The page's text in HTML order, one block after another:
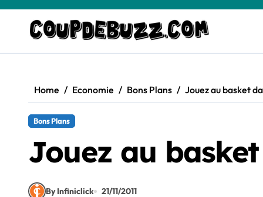
content
Home Economie Bons Plans Jouez au basket
Bons Plans
Jouez au
By Infiniclick 21/11/2011